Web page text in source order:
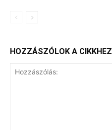
HOZZÁSZÓLOK A CIKKHEZ